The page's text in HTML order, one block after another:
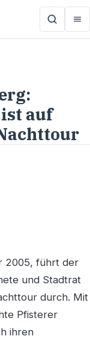
auf
2005, führt der
und Stadtrat
durch. Mit
Pfisterer
ihren